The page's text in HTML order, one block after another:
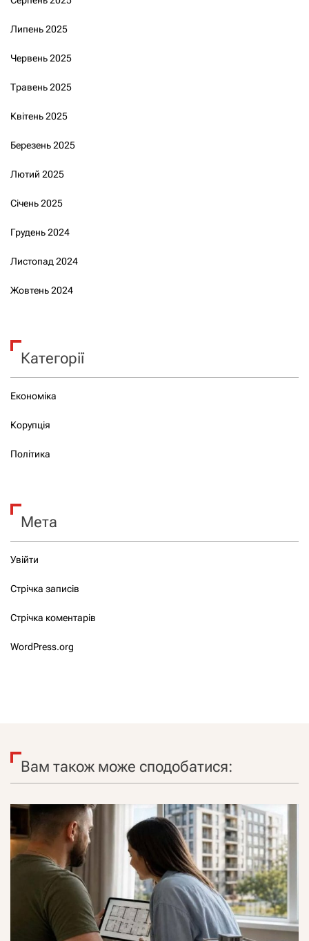
Липень 2025
Червень 2025
Травень 2025
Квітень 2025
Березень 2025
Лютий 2025
Січень 2025
Грудень 2024
Листопад 2024
Жовтень 2024
Категорії
Економіка
Корупція
Політика
Мета
Увійти
Стрічка записів
Стрічка коментарів
WordPress.org
Вам також може сподобатися: